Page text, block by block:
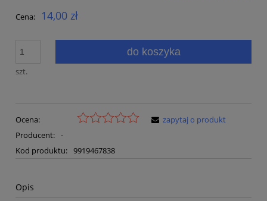
Cena: 14,00 zł
szt.
do koszyka
Ocena:
Producent: -
Kod produktu: 9919467838
zapytaj o produkt
Opis